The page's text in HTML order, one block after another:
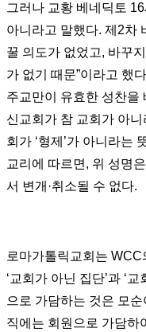
그러나 교황 베네딕토
아니라고 말했다. 제2차
꿀 의도가 없었고, 바꾸
가 없기 때문”이라고 했
주교만이 유효한 성찬을
신교회가 참 교회가 아
회가 ‘형제’가 아니라는
교리에 따르면, 위 성명
서 변개·취소될 수 없다.
로마가톨릭교회는
‘교회가 아닌 집단’과 ‘
으로 가담하는 것은 모
직에는 회원으로 가담하